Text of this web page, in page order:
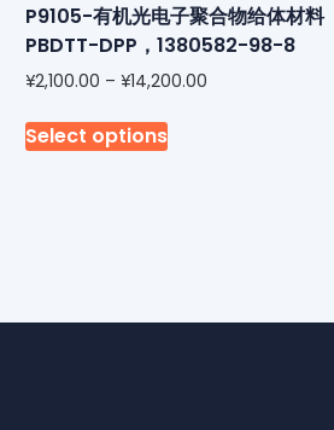
P9105-有机光电子聚合物给体材料
PBDTT-DPP，1380582-98-8
¥2,100.00 – ¥14,200.00
Select options